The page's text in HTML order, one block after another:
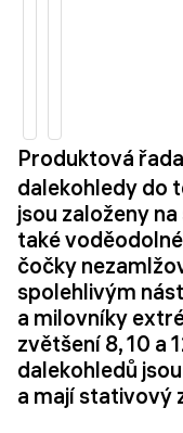
Produktová řada
dalekohledy do
jsou založeny
také
čočky
spolehlivým
a milovníky
zvětšení 8, 10 a
dalekohledů
a mají stativový